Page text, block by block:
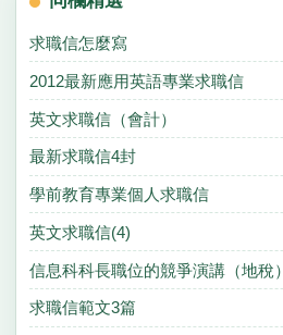
求職信怎麼寫
2012最新應用英語專業求職信
英文求職信（會計）
最新求職信4封
學前教育專業個人求職信
英文求職信(4)
信息科科長職位的競爭演講（地稅）
求職信範文3篇